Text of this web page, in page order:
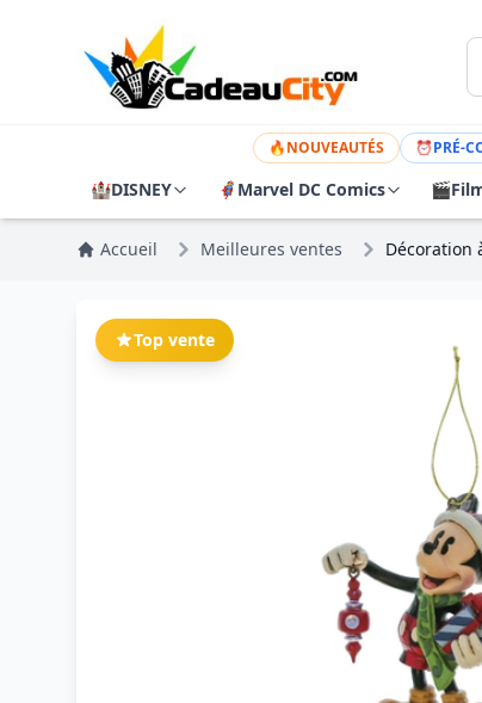
🔥NOUVEAUTÉS ⏰PRÉ-
🏰DISNEY 🦸 Marvel DC Comics 🎬
Accueil Meilleures ventes Décoration
Top vente